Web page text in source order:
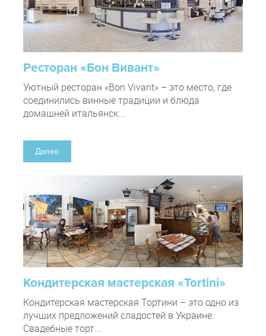
Ресторан «Бон Вивант»
Уютный ресторан «Bon Vivant» – это место, где
соединились винные традиции и блюда
домашней итальянск...
Далее
Кондитерская мастерская «Tortini»
Кондитерская мастерская Тортини – это одно из
лучших предложений сладостей в Украине.
Свадебные торт...